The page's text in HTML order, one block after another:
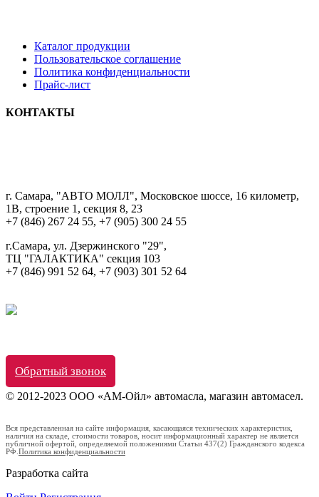
Каталог продукции
Пользовательское соглашение
Политика конфиденциальности
Прайс-лист
КОНТАКТЫ
г. Самара, "АВТО МОЛЛ", Московское шоссе, 16 километр,
1В, строение 1, секция 8, 23
+7 (846) 267 24 55, +7 (905) 300 24 55
г.Самара, ул. Дзержинского "29",
ТЦ "ГАЛАКТИКА" секция 103
+7 (846) 991 52 64, +7 (903) 301 52 64
Обратный звонок
© 2012-2023 ООО «АМ-Ойл» автомасла, магазин автомасел.
Вся представленная на сайте информация, касающаяся технических характеристик,
наличия на складе, стоимости товаров, носит информационный характер не является
публичной офертой, определяемой положениями Статьи 437(2) Гражданского кодекса
РФ. Политика конфиденциальности
Разработка сайта